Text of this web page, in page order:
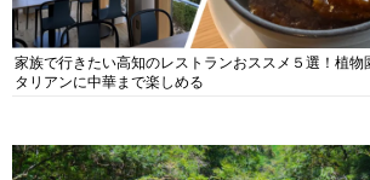
家族で行きたい高知のレストランおススメ５選！植物
タリアンに中華まで楽しめる